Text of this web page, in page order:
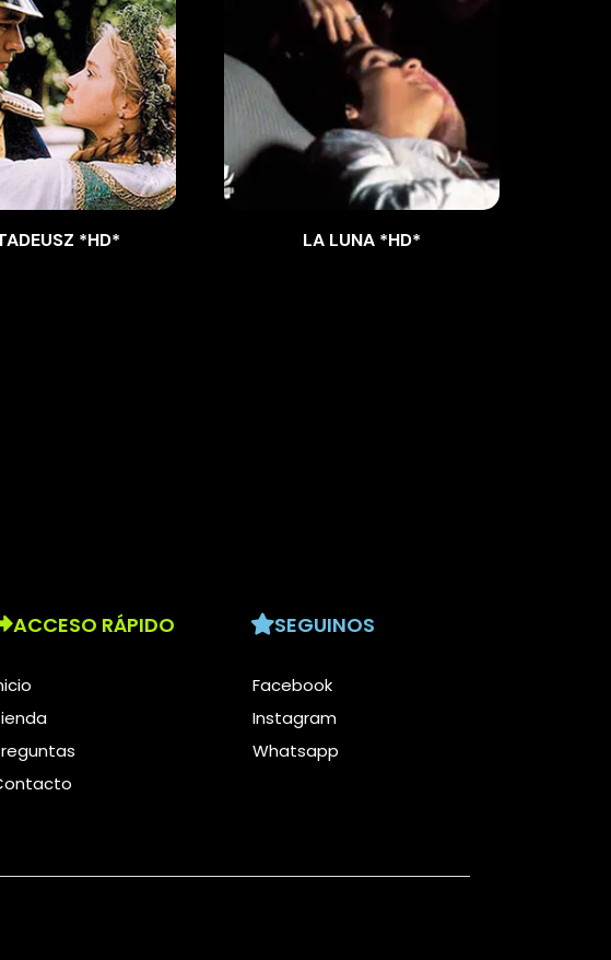
*HD* LA LUNA *HD*
ACCESO RÁPIDO SEGUINOS
Facebook
Instagram
Whatsapp